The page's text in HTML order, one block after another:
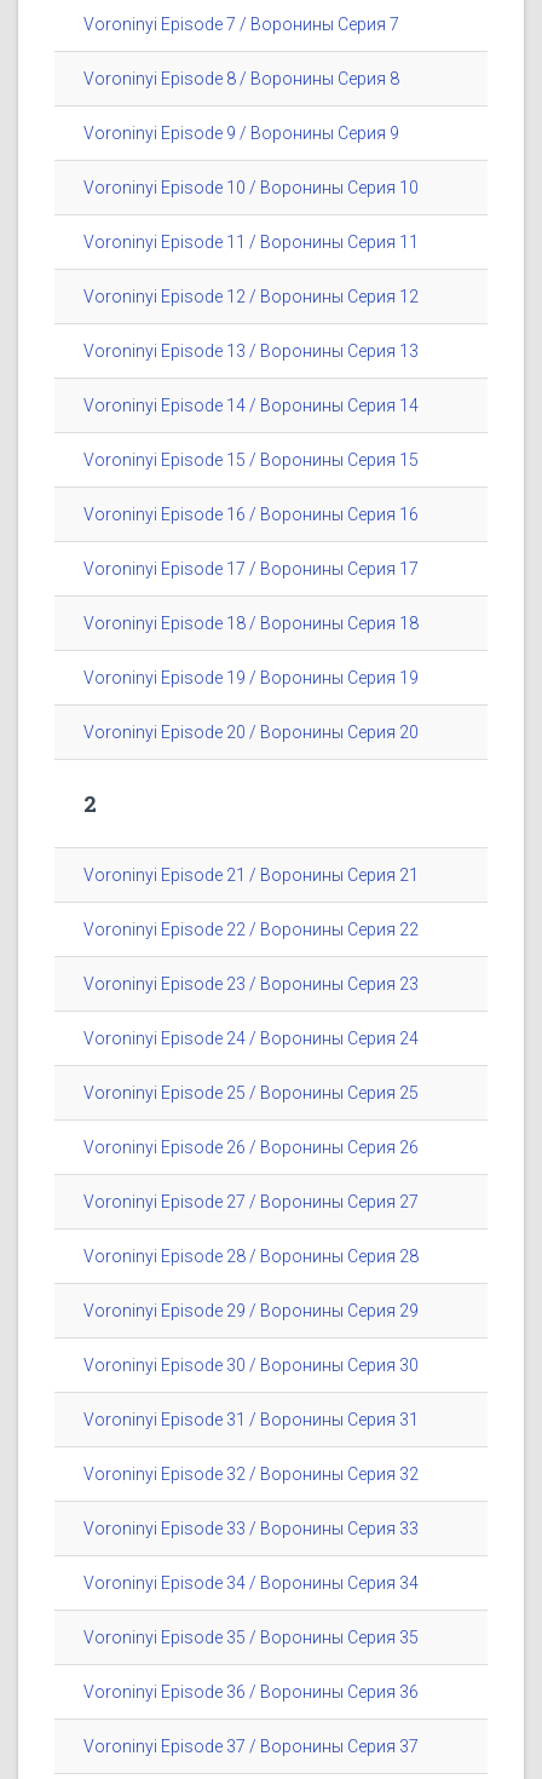
Voroninyi Episode 7 / Воронины Серия 7
Voroninyi Episode 8 / Воронины Серия 8
Voroninyi Episode 9 / Воронины Серия 9
Voroninyi Episode 10 / Воронины Серия 10
Voroninyi Episode 11 / Воронины Серия 11
Voroninyi Episode 12 / Воронины Серия 12
Voroninyi Episode 13 / Воронины Серия 13
Voroninyi Episode 14 / Воронины Серия 14
Voroninyi Episode 15 / Воронины Серия 15
Voroninyi Episode 16 / Воронины Серия 16
Voroninyi Episode 17 / Воронины Серия 17
Voroninyi Episode 18 / Воронины Серия 18
Voroninyi Episode 19 / Воронины Серия 19
Voroninyi Episode 20 / Воронины Серия 20
2
Voroninyi Episode 21 / Воронины Серия 21
Voroninyi Episode 22 / Воронины Серия 22
Voroninyi Episode 23 / Воронины Серия 23
Voroninyi Episode 24 / Воронины Серия 24
Voroninyi Episode 25 / Воронины Серия 25
Voroninyi Episode 26 / Воронины Серия 26
Voroninyi Episode 27 / Воронины Серия 27
Voroninyi Episode 28 / Воронины Серия 28
Voroninyi Episode 29 / Воронины Серия 29
Voroninyi Episode 30 / Воронины Серия 30
Voroninyi Episode 31 / Воронины Серия 31
Voroninyi Episode 32 / Воронины Серия 32
Voroninyi Episode 33 / Воронины Серия 33
Voroninyi Episode 34 / Воронины Серия 34
Voroninyi Episode 35 / Воронины Серия 35
Voroninyi Episode 36 / Воронины Серия 36
Voroninyi Episode 37 / Воронины Серия 37